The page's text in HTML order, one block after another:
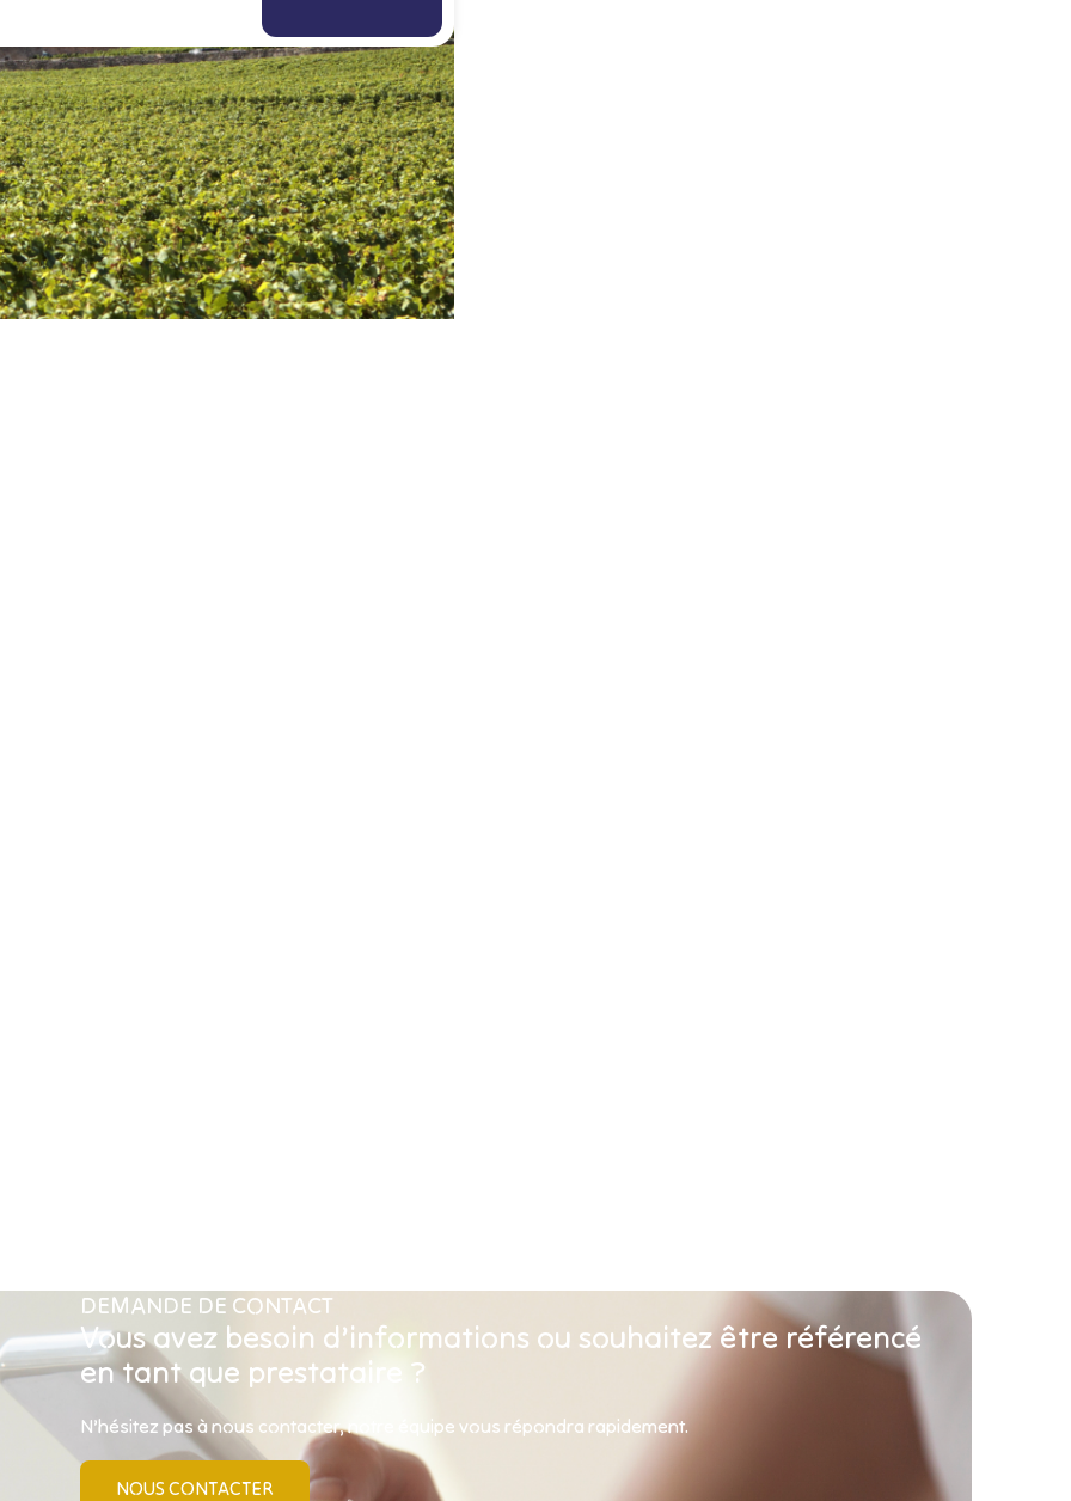
DEMANDE DE CONTACT
Vous avez besoin d’informations ou souhaitez être référencé
en tant que prestataire ?
N’hésitez pas à nous contacter, notre équipe vous répondra rapidement.
NOUS CONTACTER